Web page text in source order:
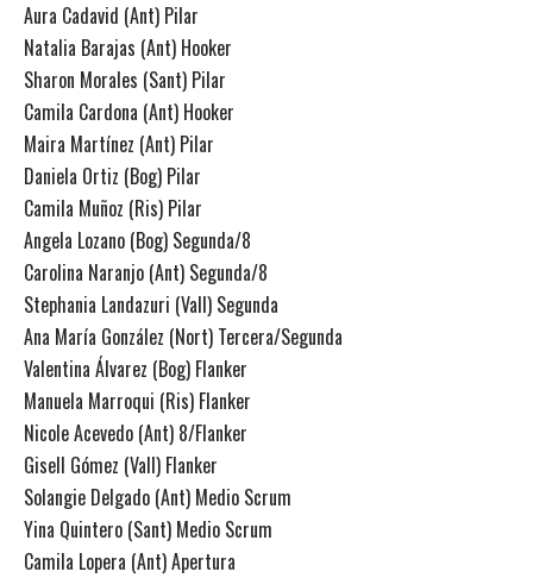
Aura Cadavid (Ant) Pilar
Natalia Barajas (Ant) Hooker
Sharon Morales (Sant) Pilar
Camila Cardona (Ant) Hooker
Maira Martínez (Ant) Pilar
Daniela Ortiz (Bog) Pilar
Camila Muñoz (Ris) Pilar
Angela Lozano (Bog) Segunda/8
Carolina Naranjo (Ant) Segunda/8
Stephania Landazuri (Vall) Segunda
Ana María González (Nort) Tercera/Segunda
Valentina Álvarez (Bog) Flanker
Manuela Marroqui (Ris) Flanker
Nicole Acevedo (Ant) 8/Flanker
Gisell Gómez (Vall) Flanker
Solangie Delgado (Ant) Medio Scrum
Yina Quintero (Sant) Medio Scrum
Camila Lopera (Ant) Apertura